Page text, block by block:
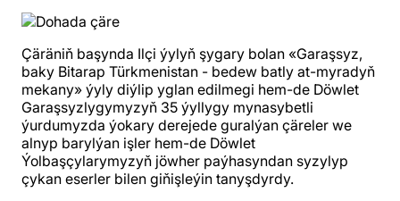
Çäräniň başynda Ilçi ýylyň şygary bolan «Garaşsyz,
baky Bitarap Türkmenistan - bedew batly at-myradyň
mekany» ýyly diýlip yglan edilmegi hem-de Döwlet
Garaşsyzlygymyzyň 35 ýyllygy mynasybetli
ýurdumyzda ýokary derejede guralýan çäreler we
alnyp barylýan işler hem-de Döwlet
Ýolbaşçylarymyzyň jöwher paýhasyndan syzylyp
çykan eserler bilen giňişleýin tanyşdyrdy.